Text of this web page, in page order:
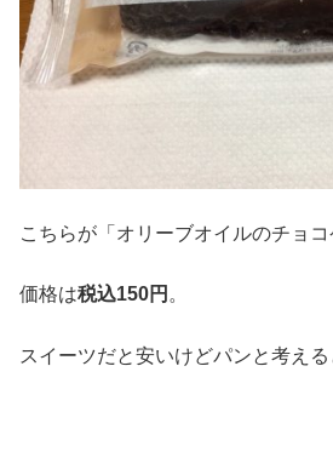
こちらが「オリーブオイルのチョコ
価格は税込150円 。
スイーツだと安いけどパンと考え